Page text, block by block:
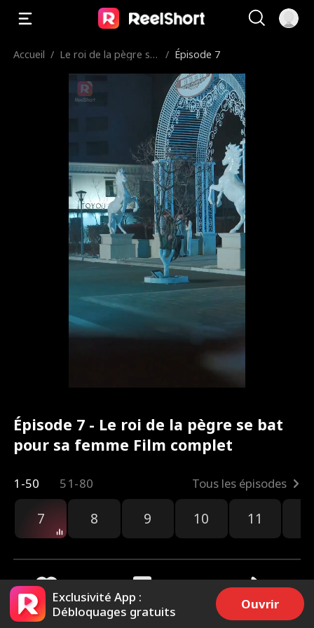
Accueil / Le roi de la pègre se
/ Épisode 7
Épisode 7 - Le roi de la pègre se bat
pour sa femme Film complet
1-50 51-80 Tous les épisodes
7 8 9 10 11
2k 3.1k Partager
Exclusivité App :
Débloquages gratuits
Ouvrir